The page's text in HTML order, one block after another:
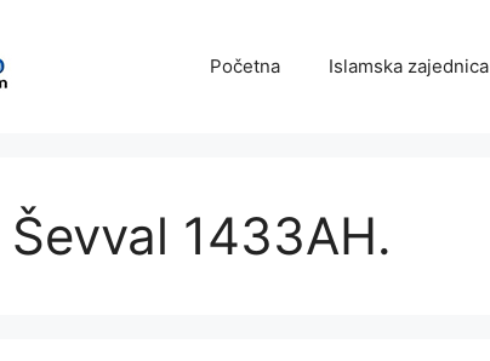
Početna Islamska zajednica
1433AH.